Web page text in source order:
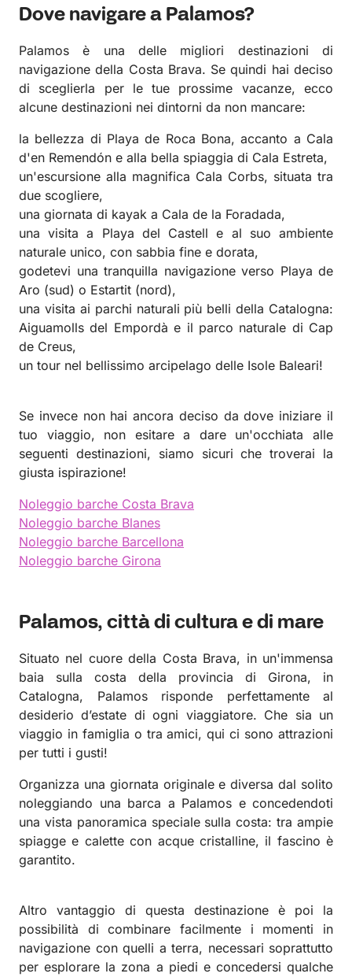
Dove navigare a Palamos?
Palamos è una delle migliori destinazioni di
navigazione della Costa Brava. Se quindi hai deciso
di sceglierla per le tue prossime vacanze, ecco
alcune destinazioni nei dintorni da non mancare:
la bellezza di Playa de Roca Bona, accanto a Cala
d'en Remendón e alla bella spiaggia di Cala Estreta,
un'escursione alla magnifica Cala Corbs, situata tra
due scogliere,
una giornata di kayak a Cala de la Foradada,
una visita a Playa del Castell e al suo ambiente
naturale unico, con sabbia fine e dorata,
godetevi una tranquilla navigazione verso Playa de
Aro (sud) o Estartit (nord),
una visita ai parchi naturali più belli della Catalogna:
Aiguamolls del Empordà e il parco naturale di Cap
de Creus,
un tour nel bellissimo arcipelago delle Isole Baleari!
Se invece non hai ancora deciso da dove iniziare il
tuo viaggio, non esitare a dare un'occhiata alle
seguenti destinazioni, siamo sicuri che troverai la
giusta ispirazione!
Noleggio barche Costa Brava
Noleggio barche Blanes
Noleggio barche Barcellona
Noleggio barche Girona
Palamos, città di cultura e di mare
Situato nel cuore della Costa Brava, in un'immensa
baia sulla costa della provincia di Girona, in
Catalogna, Palamos risponde perfettamente al
desiderio d’estate di ogni viaggiatore. Che sia un
viaggio in famiglia o tra amici, qui ci sono attrazioni
per tutti i gusti!
Organizza una giornata originale e diversa dal solito
noleggiando una barca a Palamos e concedendoti
una vista panoramica speciale sulla costa: tra ampie
spiagge e calette con acque cristalline, il fascino è
garantito.
Altro vantaggio di questa destinazione è poi la
possibilità di combinare facilmente i momenti in
navigazione con quelli a terra, necessari soprattutto
per esplorare la zona a piedi e concedersi qualche